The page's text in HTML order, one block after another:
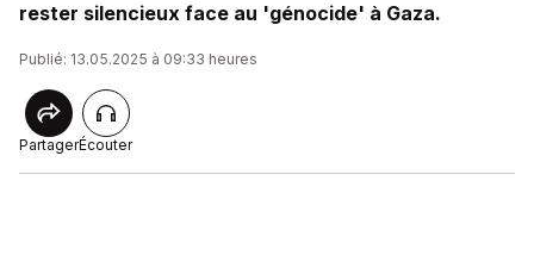
rester silencieux face au 'génocide' à Gaza.
Publié: 13.05.2025 à 09:33 heures
PartagerÉcouter